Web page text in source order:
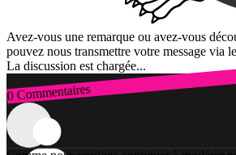
Avez-vous une remarque ou avez-vous
pouvez nous transmettre votre message via
La discussion est chargée...
0 Commentaires
Connexion